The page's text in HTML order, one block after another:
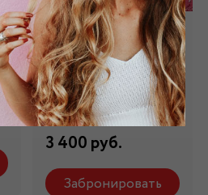
Кружево
бордовое КР -
007/5
Состав: 100 % п/э
3 400 руб.
Забронировать